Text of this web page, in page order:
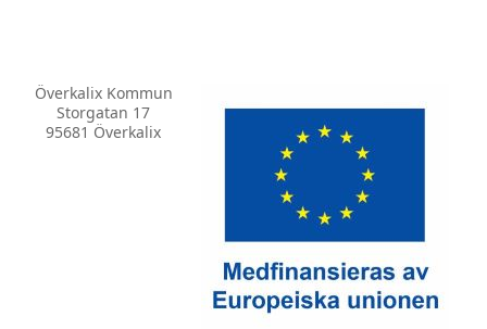
Överkalix Kommun
Storgatan 17
95681 Överkalix